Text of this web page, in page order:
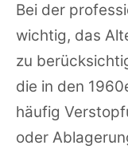
Bei der
wichtig, das
zu
die in den
häufig
oder